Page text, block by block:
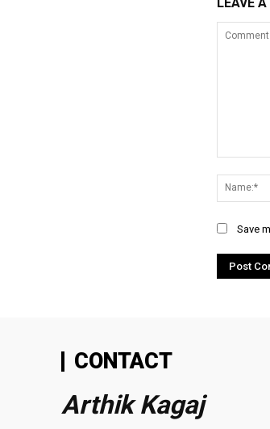
Save
CONTACT
Arthik Kagaj